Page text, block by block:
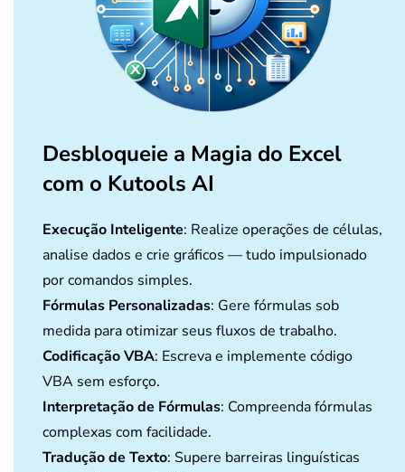
.TextFileSpaceDelimiter
TextFileOtherDelimiter
.TextFileColumnDataTypes
.
.Refresh BackgroundQuery
Loop
    Application
.
ErrHandler:
    MsgBox
"no files txt", ,
Sub
Desbloqueie a Magia do Excel
com o Kutools AI
Execução Inteligente: Realize operações de células,
analise dados e crie gráficos — tudo impulsionado
por comandos simples.
Fórmulas Personalizadas: Gere fórmulas sob
medida para otimizar seus fluxos de trabalho.
Codificação VBA: Escreva e implemente código
VBA sem esforço.
Interpretação de Fórmulas: Compreenda fórmulas
complexas com facilidade.
Tradução de Texto: Supere barreiras linguísticas